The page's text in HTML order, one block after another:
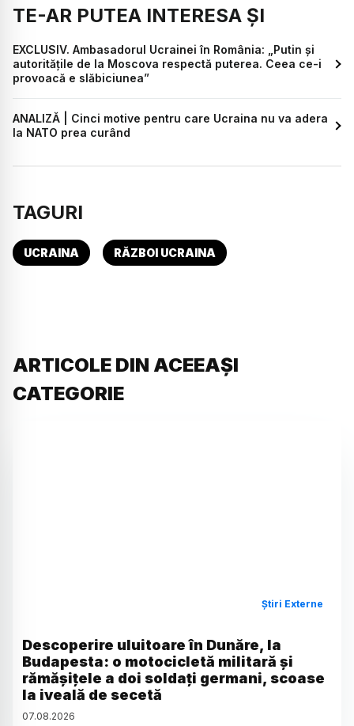
TE-AR PUTEA INTERESA ȘI
EXCLUSIV. Ambasadorul Ucrainei în România: „Putin și
autoritățile de la Moscova respectă puterea. Ceea ce-i
provoacă e slăbiciunea”
ANALIZĂ | Cinci motive pentru care Ucraina nu va adera
la NATO prea curând
TAGURI
UCRAINA RĂZBOI UCRAINA
ARTICOLE DIN ACEEAȘI
CATEGORIE
Știri Externe
Descoperire uluitoare în Dunăre, la
Budapesta: o motocicletă militară și
rămășițele a doi soldați germani, scoase
la iveală de secetă
07.08.2026